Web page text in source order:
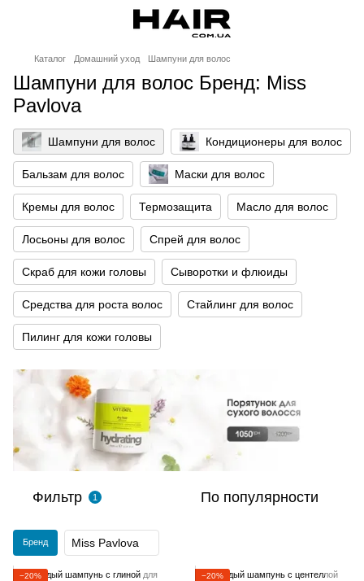
Каталог Домашний уход Шампуни для волос
Шампуни для волос Бренд: Miss
Pavlova
Шампуни для волос Кондиционеры для волос
Бальзам для волос Маски для волос
Кремы для волос Термозащита Масло для волос
Лосьоны для волос Спрей для волос
Скраб для кожи головы Сыворотки и флюиды
Средства для роста волос Стайлинг для волос
Пилинг для кожи головы
Фильтр 1 По популярности
Бренд Miss Pavlova
−20% −20%